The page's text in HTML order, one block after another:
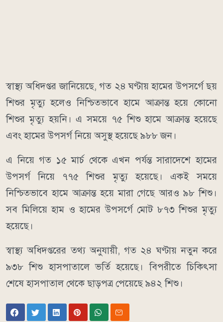
স্বাস্থ্য অধিদপ্তর জানিয়েছে, গত ২৪ ঘণ্টায় হামের উপসর্গে ছয়
শিশুর মৃত্যু হলেও নিশ্চিতভাবে হামে আক্রান্ত হয়ে কোনো
শিশুর মৃত্যু হয়নি। এ সময়ে ৭৫ শিশু হামে আক্রান্ত হয়েছে
এবং হামের উপসর্গ নিয়ে অসুস্থ হয়েছে ৯৮৮ জন।
এ নিয়ে গত ১৫ মার্চ থেকে এখন পর্যন্ত সারাদেশে হামের
উপসর্গ নিয়ে ৭৭৫ শিশুর মৃত্যু হয়েছে। একই সময়ে
নিশ্চিতভাবে হামে আক্রান্ত হয়ে মারা গেছে আরও ৯৮ শিশু।
সব মিলিয়ে হাম ও হামের উপসর্গে মোট ৮৭৩ শিশুর মৃত্যু
হয়েছে।
স্বাস্থ্য অধিদপ্তরের তথ্য অনুযায়ী, গত ২৪ ঘণ্টায় নতুন করে
৯৩৮ শিশু হাসপাতালে ভর্তি হয়েছে। বিপরীতে চিকিৎসা
শেষে হাসপাতাল থেকে ছাড়পত্র পেয়েছে ৯৪২ শিশু।